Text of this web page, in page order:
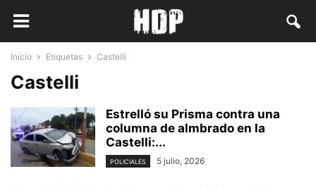
Inicio Etiquetas Castelli
Castelli
Estrelló su Prisma contra una
columna de almbrado en la
Castelli:...
POLICIALES 5 julio, 2026